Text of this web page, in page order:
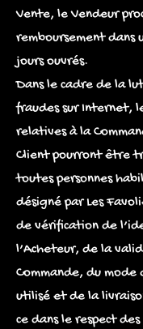
Vente, le Vendeur
remboursement dans
jours ouvrés.
Dans le cadre de la
fraudes sur Internet,
relatives à la
Client pourront être
toutes personnes
désigné par Les
de vérification de
l’Acheteur, de la
Commande, du
utilisé et de la
ce dans le respect